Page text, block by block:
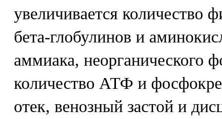
увеличивается количество
бета-глобулинов и
аммиака, неорганического
количество АТФ и
отек, венозный застой и